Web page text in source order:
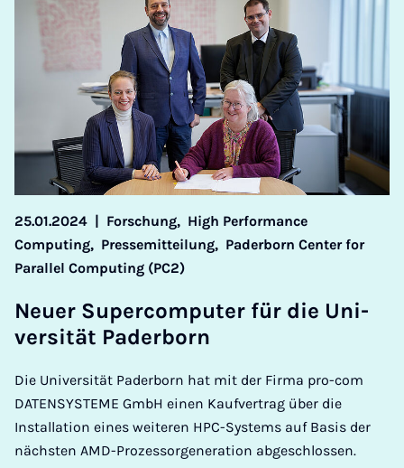
25.01.2024 | Forschung, High Performance
Computing, Pressemitteilung, Paderborn Center for
Parallel Computing (PC2)
Neuer Su­per­com­puter für die Uni­
versität Pader­born
Die Universität Paderborn hat mit der Firma pro-com
DATENSYSTEME GmbH einen Kaufvertrag über die
Installation eines weiteren HPC-Systems auf Basis der
nächsten AMD-Prozessorgeneration abgeschlossen.